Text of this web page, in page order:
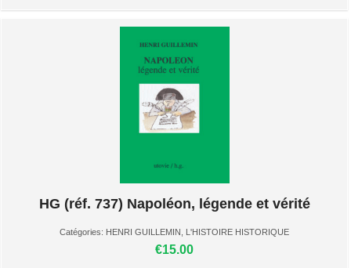
HG (réf. 737) Napoléon, légende et vérité
Catégories: HENRI GUILLEMIN L'HISTOIRE HISTORIQUE
€15.00